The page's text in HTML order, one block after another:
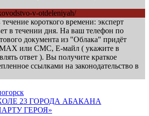
короткого времени: эксперт
в течении дня. На ваш телефон по
документа из "Облака" придёт
МАХ или СМС, Е-майл ( укажите в
ответ ). Вы получите краткое
ссылками на законодательство в
23 ГОРОДА АБАКАНА
ГЕРОЯ»